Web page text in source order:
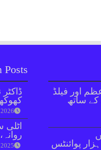
Posts
اور فیلڈ
ساتھ
ایک لاکھ 81 ہزار پوائنٹس